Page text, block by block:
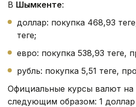
В Шымкенте:
доллар: покупка 468,93
теңге;
евро: покупка 538,93 теңге,
рубль: покупка 5,51 теңге,
Официальные курсы валют на
следующим образом: 1 доллар